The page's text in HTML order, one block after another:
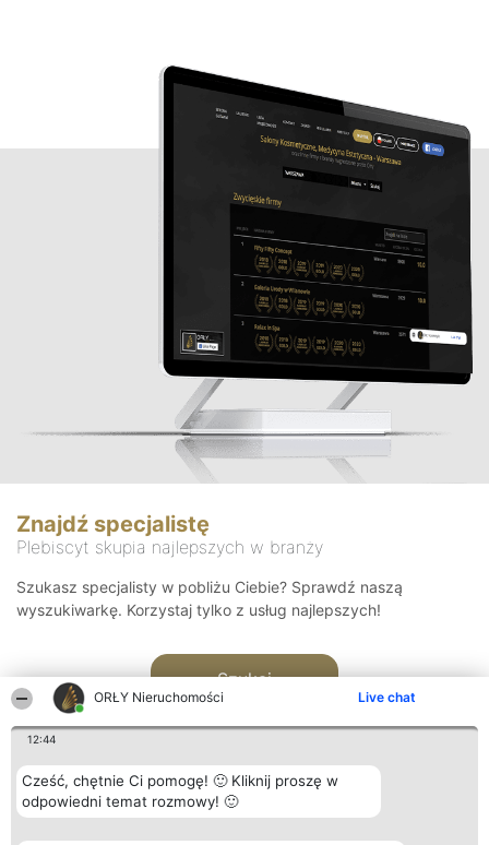
ORŁY Nieruchomości Live chat
12:44
Cześć, chętnie Ci pomogę! 🙂 Kliknij proszę w
odpowiedni temat rozmowy! 🙂
Znajdź specjalistę
Plebiscyt skupia najlepszych w branży
Szukasz specjalisty w pobliżu Ciebie? Sprawdź naszą
wyszukiwarkę. Korzystaj tylko z usług najlepszych!
Szukaj
Organizator plebiscytu Plebiscyt Kontakt